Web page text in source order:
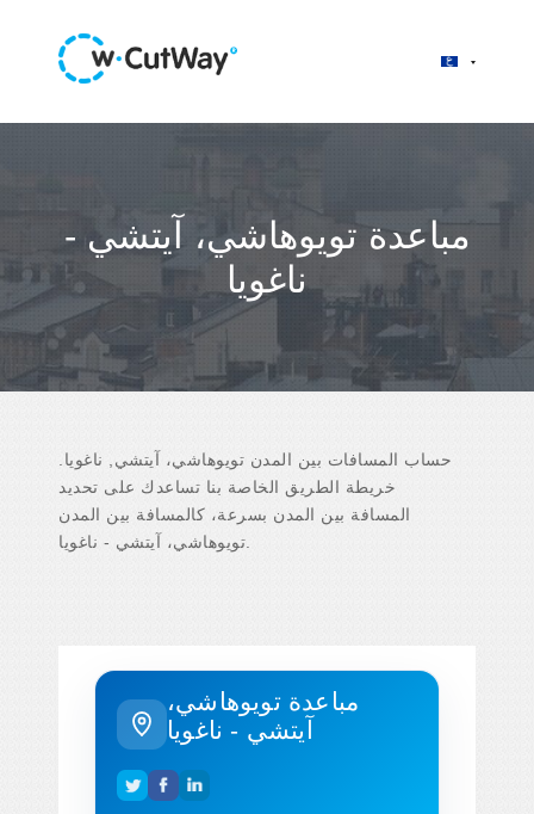
مباعدة تويوهاشي، آيتشي -
ناغويا
حساب المسافات بين المدن تويوهاشي، آيتشي, ناغويا.
خريطة الطريق الخاصة بنا تساعدك على تحديد
المسافة بين المدن بسرعة، كالمسافة بين المدن
مباعدة تويوهاشي،
آيتشي - ناغويا